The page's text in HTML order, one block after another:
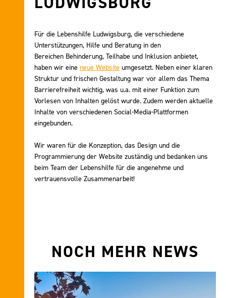
Für die Lebenshilfe Ludwigsburg, die verschiedene
Unterstützungen, Hilfe und Beratung in den
Bereichen Behinderung, Teilhabe und Inklusion anbietet,
haben wir eine neue Website umgesetzt. Neben einer klaren
Struktur und frischen Gestaltung war vor allem das Thema
Barrierefreiheit wichtig, was u.a. mit einer Funktion zum
Vorlesen von Inhalten gelöst wurde. Zudem werden aktuelle
Inhalte von verschiedenen Social-Media-Plattformen
eingebunden.
Wir waren für die Konzeption, das Design und die
Programmierung der Website zuständig und bedanken uns
beim Team der Lebenshilfe für die angenehme und
vertrauensvolle Zusammenarbeit!
NOCH MEHR NEWS